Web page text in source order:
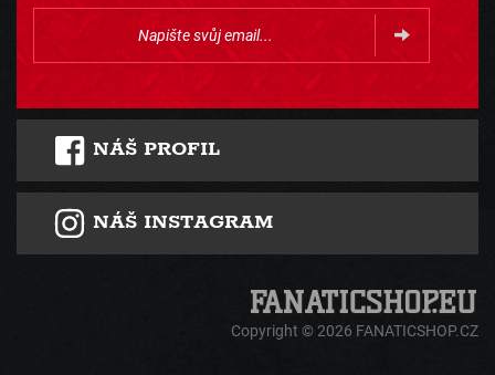
NÁŠ PROFIL
NÁŠ INSTAGRAM
Copyright © 2026 FANATICSHOP.CZ